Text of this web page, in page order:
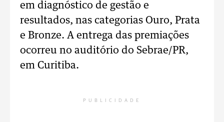
em diagnóstico de gestão e
resultados, nas categorias Ouro, Prata
e Bronze. A entrega das premiações
ocorreu no auditório do Sebrae/PR,
em Curitiba.
PUBLICIDADE